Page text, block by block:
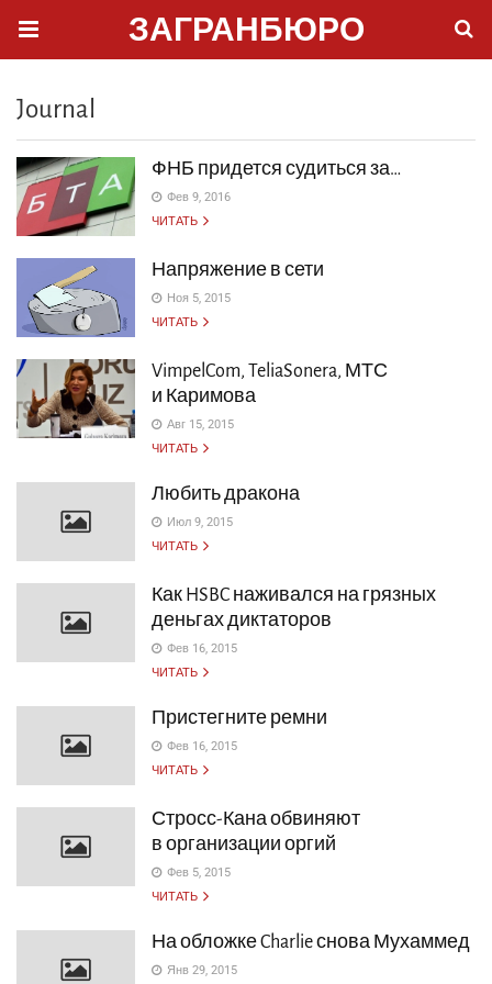
ЗАГРАНБЮРО
Journal
ФНБ придется судиться за…
Фев 9, 2016
ЧИТАТЬ
Напряжение в сети
Ноя 5, 2015
ЧИТАТЬ
VimpelCom, TeliaSonera, МТС
и Каримова
Авг 15, 2015
ЧИТАТЬ
Любить дракона
Июл 9, 2015
ЧИТАТЬ
Как HSBC наживался на грязных
деньгах диктаторов
Фев 16, 2015
ЧИТАТЬ
Пристегните ремни
Фев 16, 2015
ЧИТАТЬ
Стросс-Кана обвиняют
в организации оргий
Фев 5, 2015
ЧИТАТЬ
На обложке Charlie снова Мухаммед
Янв 29, 2015